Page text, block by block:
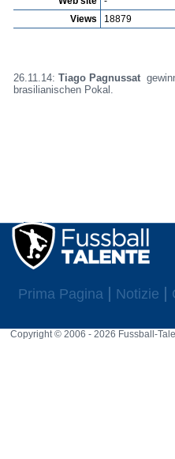
Views
18879
26.11.14:Tiago Pagnussat
brasilianischen Pokal.
Prima Pagina Notizie
Copyright © 2006 - 2026 Fussball-